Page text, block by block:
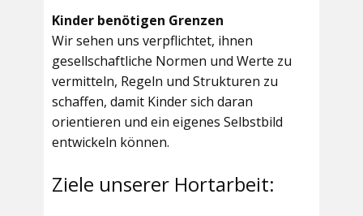
Kinder benötigen Grenzen
Wir sehen uns verpflichtet, ihnen
gesellschaftliche Normen und Werte zu
vermitteln, Regeln und Strukturen zu
schaffen, damit Kinder sich daran
orientieren und ein eigenes Selbstbild
entwickeln können.
Ziele unserer Hortarbeit: